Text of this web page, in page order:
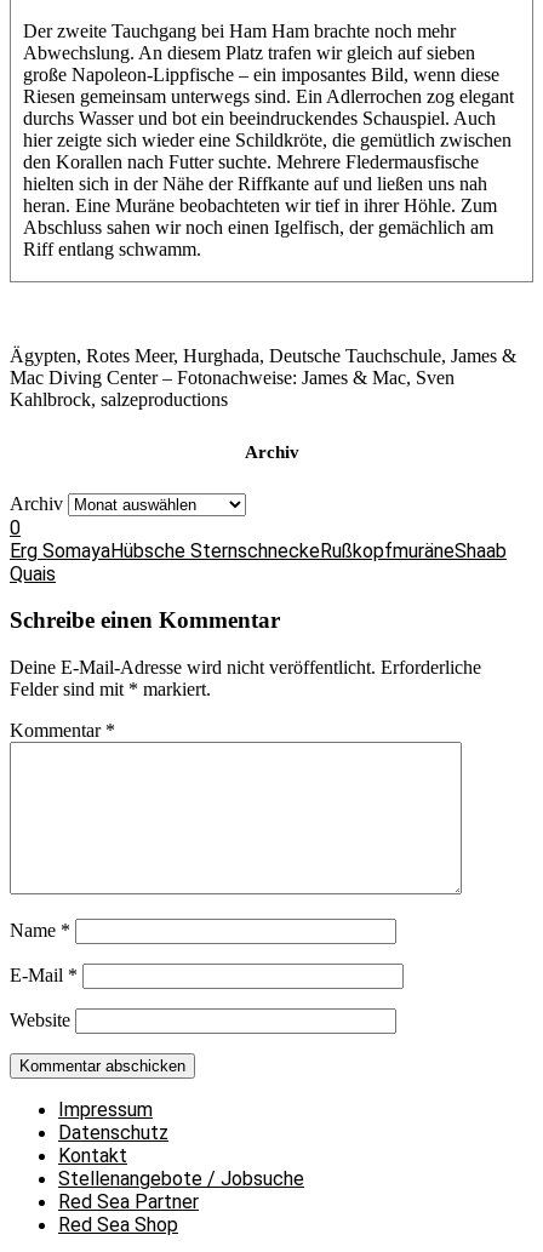
Der zweite Tauchgang bei Ham Ham brachte noch mehr
Abwechslung. An diesem Platz trafen wir gleich auf sieben
große Napoleon-Lippfische – ein imposantes Bild, wenn diese
Riesen gemeinsam unterwegs sind. Ein Adlerrochen zog elegant
durchs Wasser und bot ein beeindruckendes Schauspiel. Auch
hier zeigte sich wieder eine Schildkröte, die gemütlich zwischen
den Korallen nach Futter suchte. Mehrere Fledermausfische
hielten sich in der Nähe der Riffkante auf und ließen uns nah
heran. Eine Muräne beobachteten wir tief in ihrer Höhle. Zum
Abschluss sahen wir noch einen Igelfisch, der gemächlich am
Riff entlang schwamm.
Ägypten, Rotes Meer, Hurghada, Deutsche Tauchschule, James &
Mac Diving Center – Fotonachweise: James & Mac, Sven
Kahlbrock, salzeproductions
Archiv
Archiv
0
Erg SomayaHübsche SternschneckeRußkopfmuräneShaab
Quais
Schreibe einen Kommentar
Deine E-Mail-Adresse wird nicht veröffentlicht. Erforderliche
Felder sind mit * markiert.
Kommentar *
Name *
E-Mail *
Website
Impressum
Datenschutz
Kontakt
Stellenangebote / Jobsuche
Red Sea Partner
Red Sea Shop